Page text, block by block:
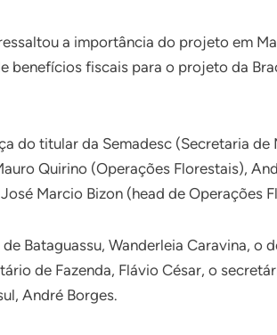
a importância do projeto em
benefícios fiscais para o projeto da
do titular da Semadesc (Secretaria
Quirino (Operações Florestais),
Marcio Bizon (head de Operações
Bataguassu, Wanderleia Caravina,
de Fazenda, Flávio César, o
André Borges.